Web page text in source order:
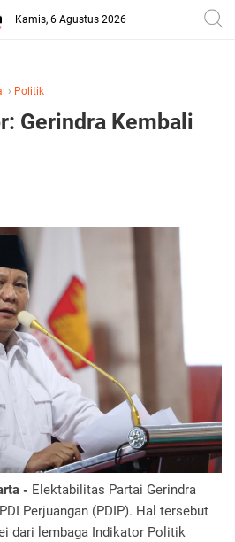
Kamis, 6 Agustus 2026
› Politik
Gerindra Kembali
- Elektabilitas Partai Gerindra
Perjuangan (PDIP). Hal tersebut
dari lembaga Indikator Politik